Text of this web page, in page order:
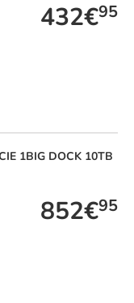
432€95
1BIG DOCK 10TB
852€95